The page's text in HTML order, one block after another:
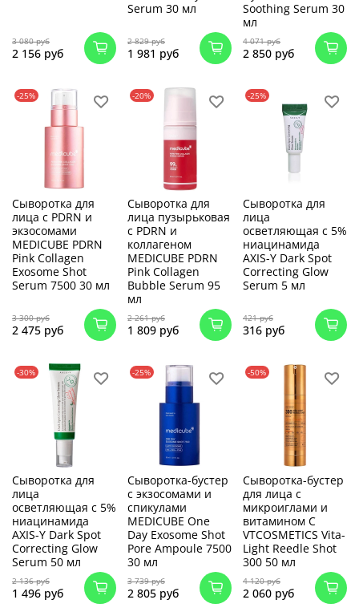
3 080 руб
2 156 руб
Serum 30 мл
2 829 руб
1 981 руб
Soothing Serum 30
мл
4 071 руб
2 850 руб
-25%
Сыворотка для
лица с PDRN и
экзосомами
MEDICUBE PDRN
Pink Collagen
Exosome Shot
Serum 7500 30 мл
3 300 руб
2 475 руб
-20%
Сыворотка для
лица пузырьковая
с PDRN и
коллагеном
MEDICUBE PDRN
Pink Collagen
Bubble Serum 95
мл
2 261 руб
1 809 руб
-25%
Сыворотка для
лица
осветляющая с 5%
ниацинамида
AXIS-Y Dark Spot
Correcting Glow
Serum 5 мл
421 руб
316 руб
-30%
Сыворотка для
лица
осветляющая с 5%
ниацинамида
AXIS-Y Dark Spot
Correcting Glow
Serum 50 мл
2 136 руб
1 496 руб
-25%
Сыворотка-бустер
с экзосомами и
спикулами
MEDICUBE One
Day Exosome Shot
Pore Ampoule 7500
30 мл
3 739 руб
2 805 руб
-50%
Сыворотка-бустер
для лица с
микроиглами и
витамином C
VTCOSMETICS Vita-
Light Reedle Shot
300 50 мл
4 120 руб
2 060 руб